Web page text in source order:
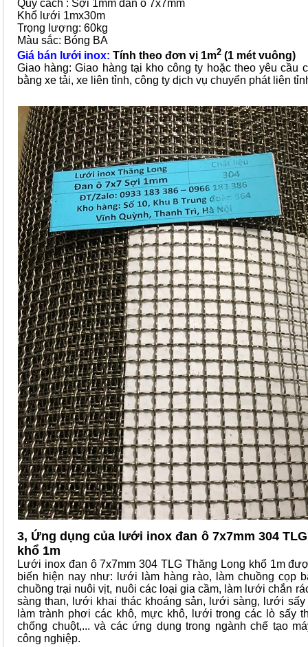
Quy cách : Sợi 1mm đan ô 7x7mm
Khổ lưới 1mx30m
Trọng lượng: 60kg
Màu sắc: Bóng BA
Giá bán lưới inox: Tính theo đơn vị 1m2 (1 mét vuông)
Giao hàng: Giao hàng tại kho công ty hoặc theo yêu cầu
bằng xe tải, xe liên tỉnh, công ty dịch vụ chuyển phát liên
3, Ứng dụng của lưới inox đan ô 7x7mm 304
khổ 1m
Lưới inox đan ô 7x7mm 304 TLG Thăng Long khổ 1m
biến hiện nay như: lưới làm hàng rào, làm chuồng cọp
chuồng trại nuôi vịt, nuôi các loại gia cầm, làm lưới chắn
sàng than, lưới khai thác khoáng sản, lưới sàng, lưới
làm trành phơi các khô, mực khô, lưới trong các lò sấy
chống chuột,... và các ứng dụng trong ngành chế tạo
công nghiệp.